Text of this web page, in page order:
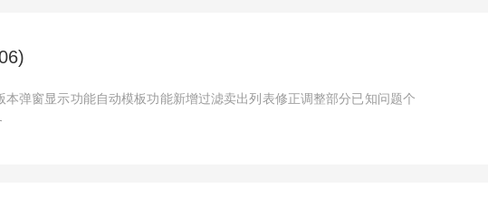
弹窗显示功能自动模板功能新增过滤卖出列表修正调整部分已知问题个